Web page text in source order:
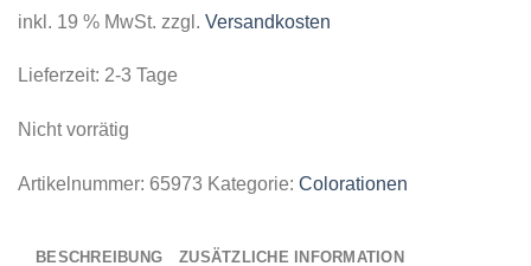
inkl. 19 % MwSt. zzgl. Versandkosten
Lieferzeit: 2-3 Tage
Nicht vorrätig
Artikelnummer: 65973 Kategorie: Colorationen
BESCHREIBUNG ZUSÄTZLICHE INFORMATION